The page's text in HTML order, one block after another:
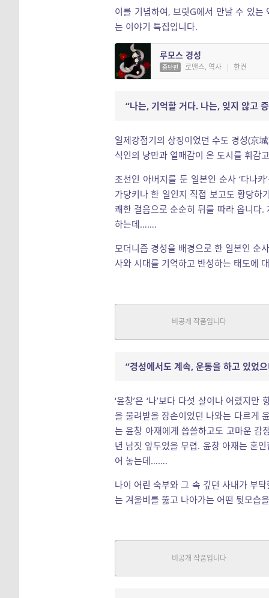
이를 기념하여, 브릿G에서 만날 수 있
는 이야기 특집입니다.
루모스 경성
중단편 로맨스, 역사 | 한켠
“나는, 기억할 거다. 나는, 잊지 않고
일제강점기의 상징이었던 수도 경성(京
식인의 낭만과 열패감이 온 도시를 휘감
조선인 아버지를 둔 일본인 순사 ‘다나
가당키나 한 일인지 직접 보고도 황당하
쾌한 걸음으로 순순히 뒤를 따라 옵니다
하는데…….
모더니즘 경성을 배경으로 한 일본인 순
사와 시대를 기억하고 반성하는 태도에
겨울비
로맨스, 역사
“경성에서도 계속, 운동을 하고 있었
‘윤창’은 ‘나’보다 다섯 살이나 어렸지
을 물려받을 장손이었던 나와는 다르게
는 윤창 아재에게 씁쓸하고도 고마운 감
년 남짓 앞두었을 무렵. 윤창 아재는 혼
어 놓는데…….
나이 어린 숙부와 그 속 깊던 사내가 부
는 겨울비를 뚫고 나아가는 어떤 뒷모습
선녀와 광복군
SF | 전혜진